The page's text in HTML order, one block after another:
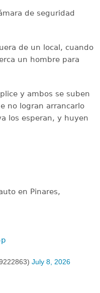
de seguridad
de un local, cuando
un hombre para
y ambos se suben
no logran arrancarlo
los esperan, y huyen
en Pinares,
July 8, 2026